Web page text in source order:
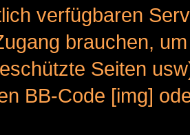
verfügbaren
brauchen,
Seiten
BB-Code [img]